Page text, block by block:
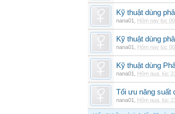
Kỹ thuật dùng
nana01 Hôm nay lúc
Kỹ thuật dùng
nana01 Hôm nay lúc
Kỹ thuật dùng
nana01 Hôm qua, lúc
Tối ưu năng suất
nana01 Hôm qua, lúc